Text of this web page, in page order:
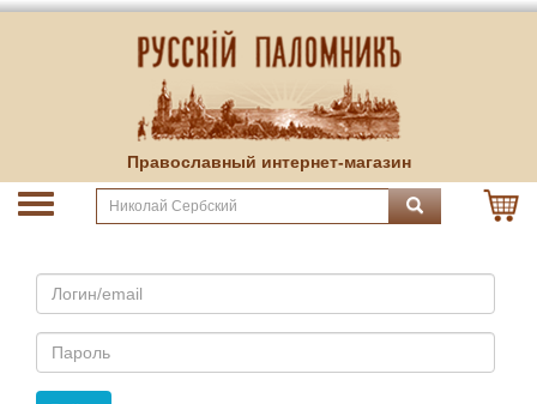
Православный интернет-магазин
Email
Пароль